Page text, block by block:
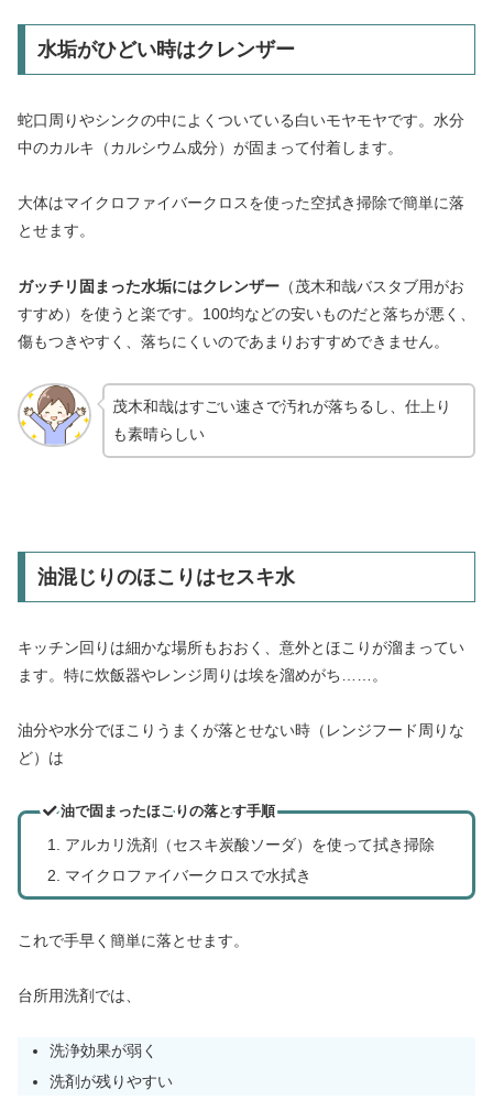
水垢がひどい時はクレンザー
蛇口周りやシンクの中によくついている白いモヤモヤです。水分
中のカルキ（カルシウム成分）が固まって付着します。
大体はマイクロファイバークロスを使った空拭き掃除で簡単に落
とせます。
ガッチリ固まった水垢にはクレンザー （茂木和哉バスタブ用がお
すすめ）を使うと楽です。100均などの安いものだと落ちが悪く、
傷もつきやすく、落ちにくいのであまりおすすめできません。
茂木和哉はすごい速さで汚れが落ちるし、仕上り
も素晴らしい
油混じりのほこりはセスキ水
キッチン回りは細かな場所もおおく、意外とほこりが溜まってい
ます。特に炊飯器やレンジ周りは埃を溜めがち……。
油分や水分でほこりうまくが落とせない時（レンジフード周りな
ど）は
油で固まったほこりの落とす手順
アルカリ洗剤（セスキ炭酸ソーダ）を使って拭き掃除
マイクロファイバークロスで水拭き
これで手早く簡単に落とせます。
台所用洗剤では、
洗浄効果が弱く
洗剤が残りやすい